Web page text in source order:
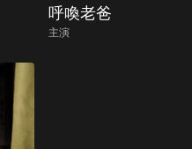
呼喚老爸
主演